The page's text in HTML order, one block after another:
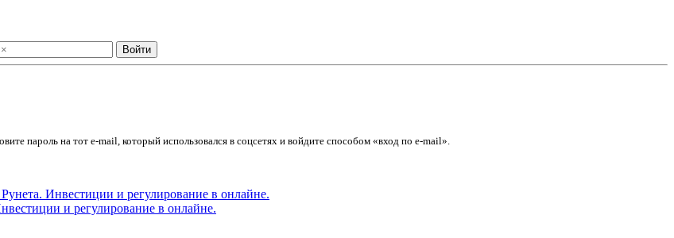
пароль на тот e-mail, который использовался в соцсетях и войдите способом «вход по e-mail».
и регулирование в онлайне.